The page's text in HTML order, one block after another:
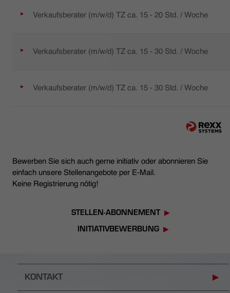
Verkaufsberater (m/w/d) TZ ca. 15 - 20 Std. / Woche
Verkaufsberater (m/w/d) TZ ca. 15 - 30 Std. / Woche
Verkaufsberater (m/w/d) TZ ca. 15 - 30 Std. / Woche
Bewerben Sie sich auch gerne initiativ oder abonnieren Sie
einfach unsere Stellenangebote per E-Mail.
Keine Registrierung nötig!
STELLEN-ABONNEMENT
INITIATIVBEWERBUNG
KONTAKT